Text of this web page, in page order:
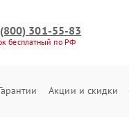
301-55-83
бесплатный по РФ
Акции и скидки